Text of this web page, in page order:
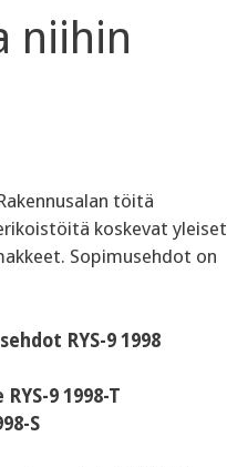
niihin
töitä
koskevat yleiset
Sopimusehdot on
RYS-9 1998
9 1998-T
S